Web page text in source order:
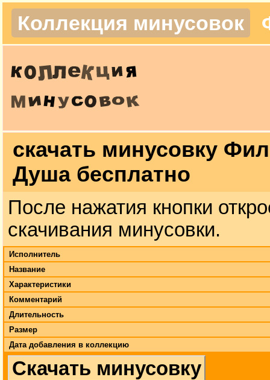
Коллекция минусовок
скачать минусовку
Душа бесплатно
После нажатия кнопки
скачивания минусовки.
Исполнитель
Название
Характеристики
Комментарий
Длительность
Размер
Дата добавления в коллекцию
Скачать минусовку